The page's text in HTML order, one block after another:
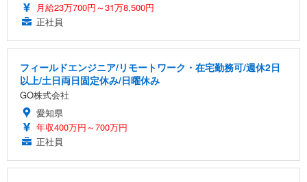
月給23万700円～31万8,500円
正社員
フィールドエンジニア/リモートワーク・在宅勤務可/週休2日
以上/土日両日固定休み/日曜休み
GO株式会社
愛知県
年収400万円～700万円
正社員